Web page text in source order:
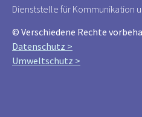
Dienststelle für Kommunikation
© Verschiedene Rechte
Datenschutz >
Umweltschutz >